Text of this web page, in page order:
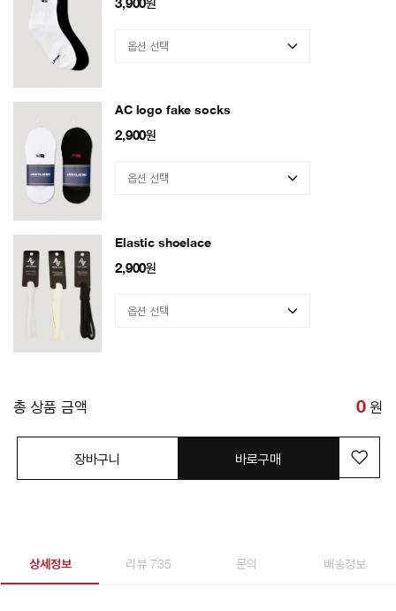
AC logo fake socks
2,900원
Elastic shoelace
2,900원
총 상품 금액 0 원
장바구니 바로구매
상세정보 리뷰 735 문의 배송정보